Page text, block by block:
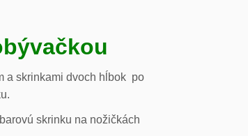
a skrinkami dvoch hĺbok po
skrinku na nožičkách